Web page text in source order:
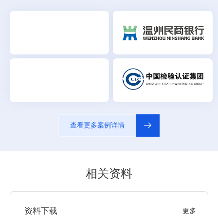
查看更多案例详情 
相关资料
资料下载 更多